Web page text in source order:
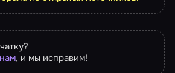
, и мы исправим!